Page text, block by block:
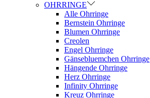
OHRRINGE
Alle Ohrringe
Bernstein Ohrringe
Blumen Ohrringe
Creolen
Engel Ohrringe
Gänsebluemchen Ohrringe
Hängende Ohrringe
Herz Ohrringe
Infinity Ohrringe
Kreuz Ohrringe